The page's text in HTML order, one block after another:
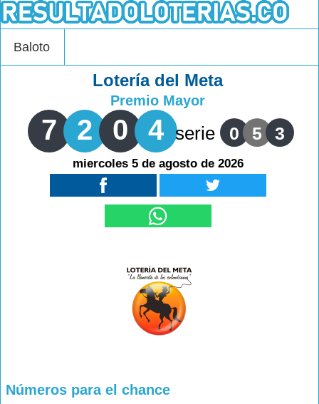
Baloto
Lotería del Meta
Premio Mayor
7 2 0 4 serie 0 5 3
miercoles 5 de agosto de 2026
Números para el chance